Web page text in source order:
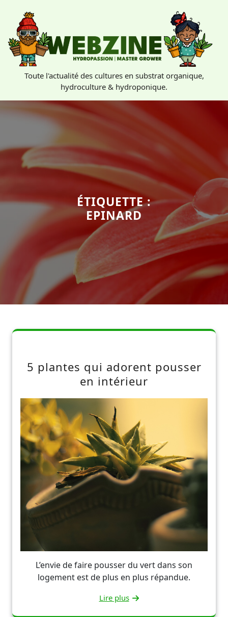
content
Toute l'actualité des cultures en substrat organique,
hydroculture & hydroponique.
ÉTIQUETTE :
EPINARD
5 plantes qui adorent pousser
en intérieur
L’envie de faire pousser du vert dans son
logement est de plus en plus répandue.
Lire plus